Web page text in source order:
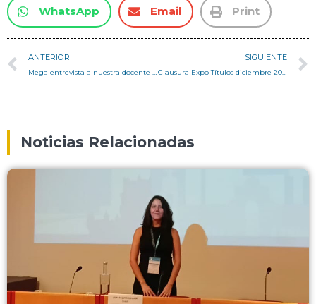
WhatsApp Email Print
ANTERIOR SIGUIENTE
Clausura Expo Títulos diciembre 2024
Noticias Relacionadas